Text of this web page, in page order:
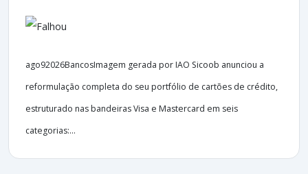
ago92026BancosImagem gerada por IAO Sicoob anunciou a
reformulação completa do seu portfólio de cartões de crédito,
estruturado nas bandeiras Visa e Mastercard em seis
categorias:...